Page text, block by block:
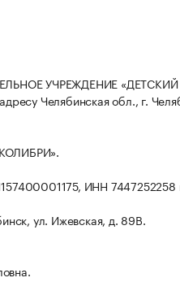
УЧРЕЖДЕНИЕ
Челябинская обл., г.
ИНН
ул. Ижевская, д. 89В.